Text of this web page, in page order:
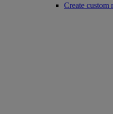
Create custom